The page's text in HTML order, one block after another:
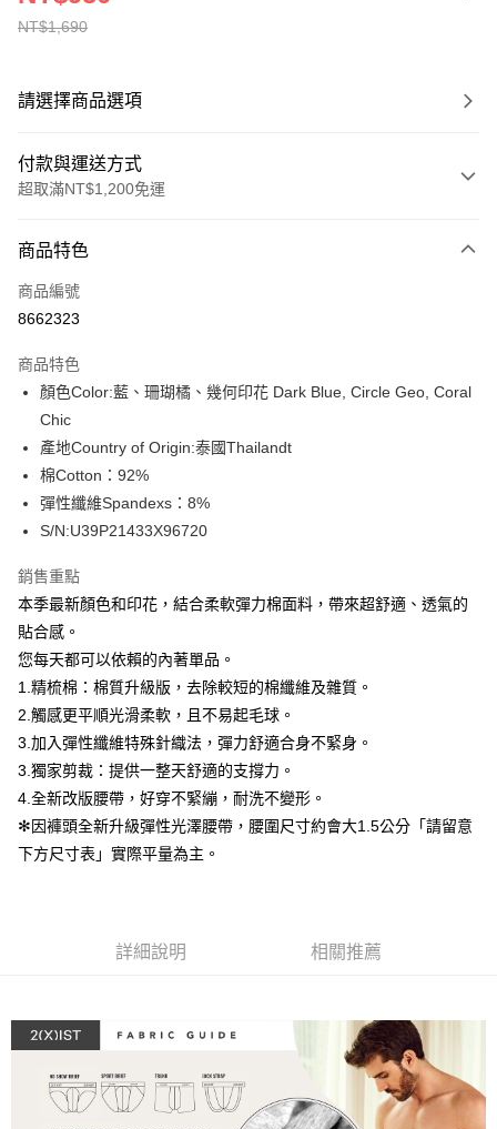
NT$1,690
請選擇商品選項
付款與運送方式
超取滿NT$1,200免運
信用卡一次付款
信用卡分期付款
合作金庫商業銀行
華南商業銀行
彰化商業銀行
上海商業儲蓄銀行
國泰世華商業銀行
兆豐國際商業銀行
臺灣中小企業銀行
匯豐（台灣）商業銀行
聯邦商業銀行
元大商業銀行
台新國際商業銀行
台灣樂天信用卡公司
超商取貨付款
LINE Pay
Apple Pay
街口支付
全盈+PAY
AFTEE先享後付
相關說明
【關於「AFTEE先享後付」】
便利好安心！
１．簡單：不需註冊會員、不需綁卡、不需儲值。
２．便利：只要手機號碼，簡訊認證，即可結帳。
３．安心：先確認商品／服務後，再付款。
【「AFTEE先享後付」結帳流程】
結帳頁面，進行簡訊認證並確認金額後，即可完成結帳。
※ 請注意：結帳手續完成當下不需立刻繳費，但若您需要取消訂單，請聯絡
購買商品的店家。未經商家同意取消之訂單仍視為有效，需透過AFTEE先享
是否繳費成功／繳費後需取消欲退款等相關疑問，請聯繫「AFTEE先享後付
客戶支援中心」https://netprotections.freshdesk.com/support/home
【注意事項】
１．透過由恩沛科技股份有限公司提供之「AFTEE先享後付」服務完成之交
易，需依本服務之必要範圍內提供個人資料，並將交易相關給付款項請求債
ATM付款
運送方式
全家取貨付款
每筆NT$80，滿NT$1,200(含以上)免運費
付款後全家取貨
每筆NT$80，滿NT$1,200(含以上)免運費
每筆NT$80，滿NT$1,200(含以上)免運費
每筆NT$85，滿NT$1,200(含以上)免運費
商品特色
商品編號
8662323
商品特色
顏色Color:藍、珊瑚橘、幾何印花 Dark Blue, Circle Geo, Coral
Chic
產地Country of Origin:泰國Thailandt
棉Cotton：92%
彈性纖維Spandexs：8%
S/N:U39P21433X96720
銷售重點
本季最新顏色和印花，結合柔軟彈力棉面料，帶來超舒適、透氣的
貼合感。
您每天都可以依賴的內著單品。
1.精梳棉：棉質升級版，去除較短的棉纖維及雜質。
2.觸感更平順光滑柔軟，且不易起毛球。
3.加入彈性纖維特殊針織法，彈力舒適合身不緊身。
3.獨家剪裁：提供一整天舒適的支撐力。
4.全新改版腰帶，好穿不緊繃，耐洗不變形。
✻因褲頭全新升級彈性光澤腰帶，腰圍尺寸約會大1.5公分「請留意
下方尺寸表」實際平量為主。
詳細說明 相關推薦